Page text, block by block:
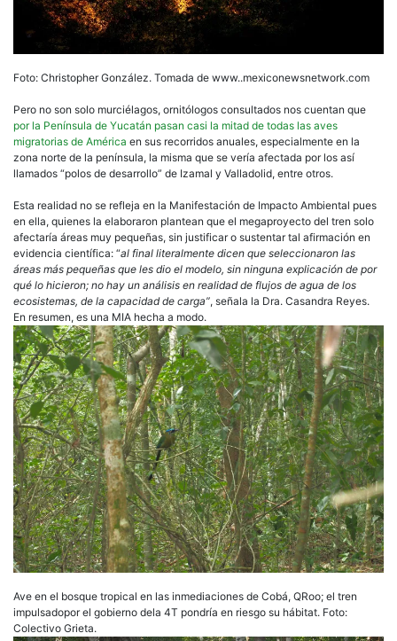
Foto: Christopher González. Tomada de www..mexiconewsnetwork.com
Pero no son solo murciélagos, ornitólogos consultados nos cuentan que
por la Península de Yucatán pasan casi la mitad de todas las aves
migratorias de América en sus recorridos anuales, especialmente en la
zona norte de la península, la misma que se vería afectada por los así
llamados “polos de desarrollo” de Izamal y Valladolid, entre otros.
Esta realidad no se refleja en la Manifestación de Impacto Ambiental pues
en ella, quienes la elaboraron plantean que el megaproyecto del tren solo
afectaría áreas muy pequeñas, sin justificar o sustentar tal afirmación en
evidencia científica: “al final literalmente dicen que seleccionaron las
áreas más pequeñas que les dio el modelo, sin ninguna explicación de por
qué lo hicieron; no hay un análisis en realidad de flujos de agua de los
ecosistemas, de la capacidad de carga”, señala la Dra. Casandra Reyes.
En resumen, es una MIA hecha a modo.
Ave en el bosque tropical en las inmediaciones de Cobá, QRoo; el tren
impulsadopor el gobierno dela 4T pondría en riesgo su hábitat. Foto:
Colectivo Grieta.